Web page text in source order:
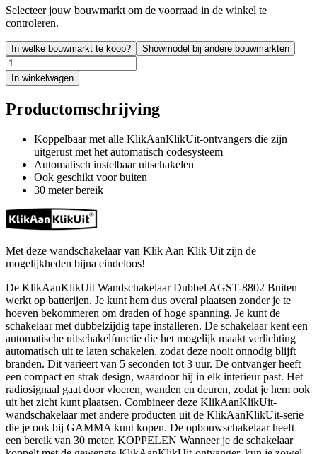
Selecteer jouw bouwmarkt om de voorraad in de winkel te
controleren.
In welke bouwmarkt te koop? Showmodel bij andere bouwmarkten
In winkelwagen
Productomschrijving
Koppelbaar met alle KlikAanKlikUit-ontvangers die zijn
uitgerust met het automatisch codesysteem
Automatisch instelbaar uitschakelen
Ook geschikt voor buiten
30 meter bereik
Met deze wandschakelaar van Klik Aan Klik Uit zijn de
mogelijkheden bijna eindeloos!
De KlikAanKlikUit Wandschakelaar Dubbel AGST-8802 Buiten
werkt op batterijen. Je kunt hem dus overal plaatsen zonder je te
hoeven bekommeren om draden of hoge spanning. Je kunt de
schakelaar met dubbelzijdig tape installeren. De schakelaar kent een
automatische uitschakelfunctie die het mogelijk maakt verlichting
automatisch uit te laten schakelen, zodat deze nooit onnodig blijft
branden. Dit varieert van 5 seconden tot 3 uur. De ontvanger heeft
een compact en strak design, waardoor hij in elk interieur past. Het
radiosignaal gaat door vloeren, wanden en deuren, zodat je hem ook
uit het zicht kunt plaatsen. Combineer deze KlikAanKlikUit-
wandschakelaar met andere producten uit de KlikAanKlikUit-serie
die je ook bij GAMMA kunt kopen. De opbouwschakelaar heeft
een bereik van 30 meter. KOPPELEN Wanneer je de schakelaar